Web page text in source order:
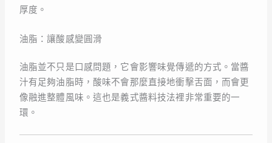
厚度。
油脂：讓酸感變圓滑
油脂並不只是口感問題，它會影響味覺傳遞的方式。當醬
汁有足夠油脂時，酸味不會那麼直接地衝擊舌面，而會更
像融進整體風味。這也是義式醬料技法裡非常重要的一
環。